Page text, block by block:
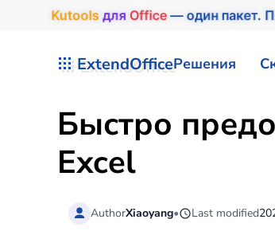
Kutools для Office— один пакет.
ExtendOfficeРешения
Быстро
Excel
AuthorXiaoyang• Last modified